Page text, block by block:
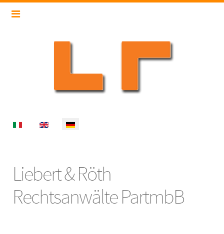
Select your language
Liebert & Röth
Rechtsanwälte PartmbB